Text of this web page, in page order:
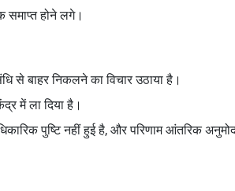
होने लगे।
से बाहर निकलने का विचार उठाया है।
में ला दिया है।
पुष्टि नहीं हुई है, और परिणाम आंतरिक